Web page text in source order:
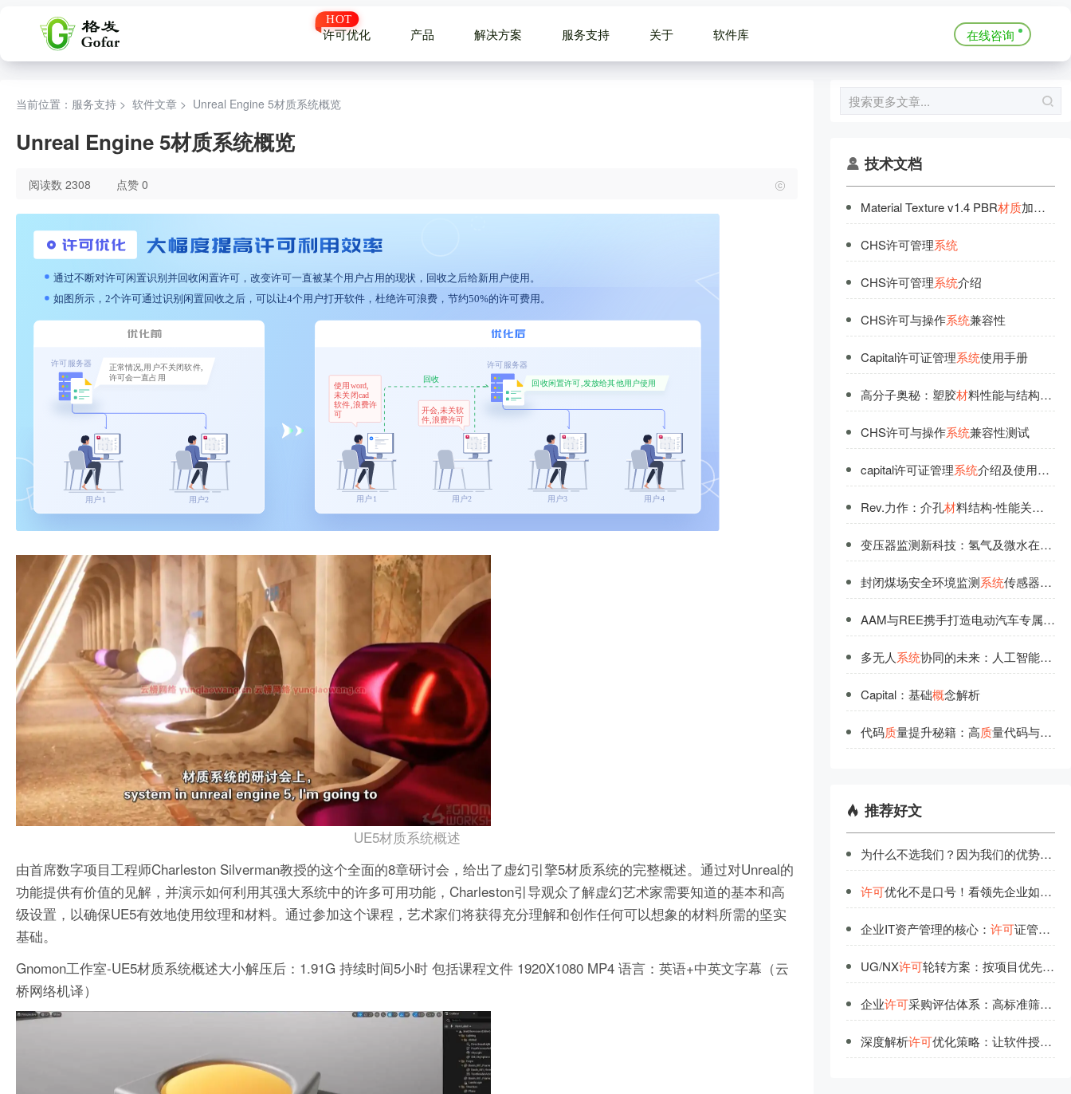
许可优化 产品 解决方案 服务支持 关于 软件库 在线咨询
当前位置：服务支持 > 软件文章 > Unreal Engine 5材质系统概览
Unreal Engine 5材质系统概览
阅读数 2308 点赞 0
UE5材质系统概述
由首席数字项目工程师Charleston Silverman教授的这个全面的8章研讨会，给出了虚幻引擎5材质系统的完整概述。通过对Unreal的
功能提供有价值的见解，并演示如何利用其强大系统中的许多可用功能，Charleston引导观众了解虚幻艺术家需要知道的基本和高
级设置，以确保UE5有效地使用纹理和材料。通过参加这个课程，艺术家们将获得充分理解和创作任何可以想象的材料所需的坚实
基础。
Gnomon工作室-UE5材质系统概述大小解压后：1.91G 持续时间5小时 包括课程文件 1920X1080 MP4 语言：英语+中英文字幕（云
桥网络机译）
技术文档
Material Texture v1.4 PBR材质加载器：适配VR与CR7.1汉化版
CHS许可管理系统
CHS许可管理系统介绍
CHS许可与操作系统兼容性
Capital许可证管理系统使用手册
高分子奥秘：塑胶材料性能与结构的关
CHS许可与操作系统兼容性测试
capital许可证管理系统介绍及使用指南
Rev.力作：介孔材料结构-性能关系
变压器监测新科技：氢气及微水在线监测
封闭煤场安全环境监测系统传感器选型指南
AAM与REE携手打造电动汽车专属电力推进
多无人系统协同的未来：人工智能安全新探索
Capital：基础概念解析
代码质量提升秘籍：高质量代码与串口环形队列的实践
推荐好文
为什么不选我们？因为我们的优势不只是技术雄厚
许可优化不是口号！看领先企业如何实现软件授权价值最大化
企业IT资产管理的核心： 许可证管理的战略价值
UG/NX许可轮转方案：按项目优先级分配，空闲自动流转
企业许可采购评估体系：高标准筛选可靠供应商
深度解析许可优化策略：让软件授权不再浪费